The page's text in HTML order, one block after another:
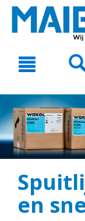
text.skipToNavigation
en